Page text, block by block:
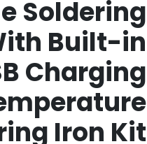
Soldering
Built-in
Charging